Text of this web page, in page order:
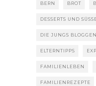
BERN BROT
DESSERTS UND
DIE JUNGS BLOGGEN
ELTERNTIPPS
FAMILIENLEBEN
FAMILIENREZEPTE